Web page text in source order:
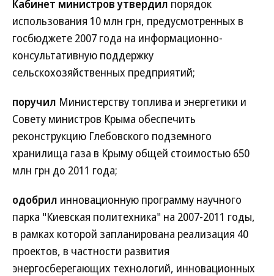
Кабинет министров утвердил порядок
использования 10 млн грн, предусмотренных в
госбюджете 2007 года на информационно-
консультативную поддержку
сельскохозяйственных предприятий;
поручил Министерству топлива и энергетики и
Совету министров Крыма обеспечить
реконструкцию Глебовского подземного
хранилища газа в Крыму общей стоимостью 650
млн грн до 2011 года;
одобрил инновационную программу научного
парка "Киевская политехника" на 2007-2011 годы,
в рамках которой запланирована реализация 40
проектов, в частности развития
энергосберегающих технологий, инновационных